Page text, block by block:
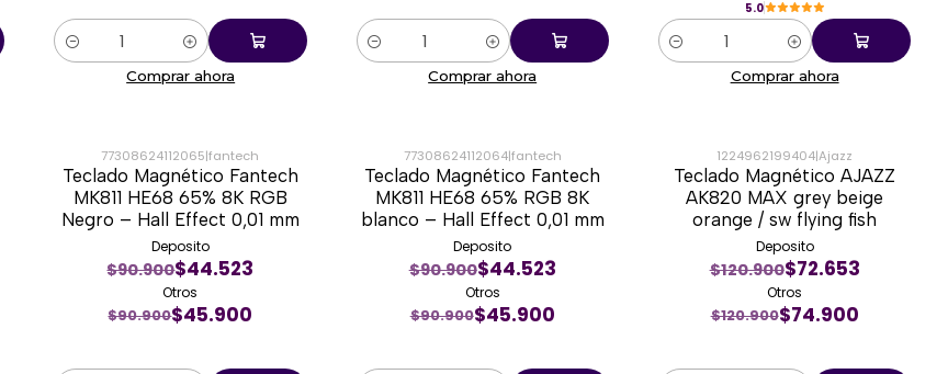
Cantidad
Comprar ahora
Cantidad
Comprar ahora
5.0
Cantidad
Comprar ahora
-50%
77308624112065|fantech
Teclado Magnético Fantech
MK811 HE68 65% 8K RGB
Negro – Hall Effect 0,01 mm
Deposito
$90.900$44.523
Otros
$90.900$45.900
-50%
77308624112064|fantech
Teclado Magnético Fantech
MK811 HE68 65% RGB 8K
blanco – Hall Effect 0,01 mm
Deposito
$90.900$44.523
Otros
$90.900$45.900
-38%
1224962199404|Ajazz
Teclado Magnético AJAZZ
AK820 MAX grey beige
orange / sw flying fish
Deposito
$120.900$72.653
Otros
$120.900$74.900